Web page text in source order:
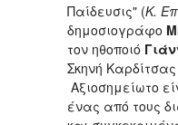
Παίδευσις" (Κ.
δημοσιογράφο
τον ηθοποιό
Σκηνή
Αξιοσημείωτο
ένας από τους